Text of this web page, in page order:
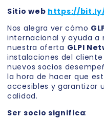
Sitio web https://bit.ly/
Nos alegra ver cómo
internacional y ayuda a
nuestra oferta GLPI
instalaciones del cliente
nuevos socios
la hora de hacer que
accesibles y garantizar
calidad.
Ser socio significa: